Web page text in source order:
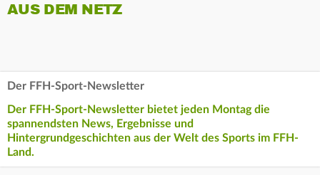
AUS DEM NETZ
Der FFH-Sport-Newsletter
Der FFH-Sport-Newsletter bietet jeden Montag die
spannendsten News, Ergebnisse und
Hintergrundgeschichten aus der Welt des Sports im FFH-
Land.